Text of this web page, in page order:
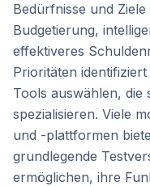
Bedürfnisse und
Budgetierung,
effektiveres
Prioritäten
Tools auswählen, die
spezialisieren. Viele
und -plattformen
grundlegende
ermöglichen, ihre